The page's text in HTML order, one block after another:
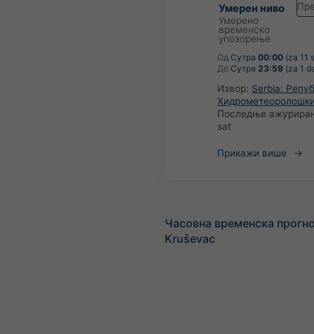
Умерен ниво
Умерено
временско
упозорење
Од Сутра 00:00 (za 11
До Сутра 23:59 (za 1
Извор: Serbia:
Последње
sat
Прикажи више
Часовна временска
Kruševac